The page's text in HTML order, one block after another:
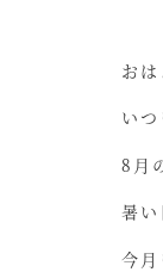
お
い
8月
暑
今